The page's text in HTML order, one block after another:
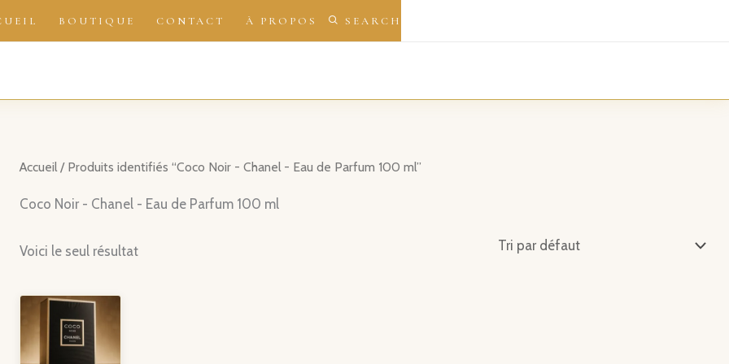
BOUTIQUE CONTACT À PROPOS SEARCH
Accueil/ Produits identifiés “Coco Noir - Chanel - Eau de Parfum 100 ml”
Coco Noir - Chanel - Eau de Parfum 100 ml
Voici le seul résultat